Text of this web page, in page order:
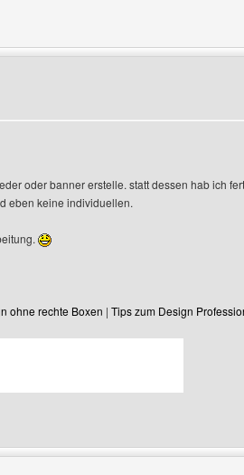
oder banner erstelle. statt dessen hab ich
eben keine individuellen.
ohne rechte Boxen | Tips zum Design